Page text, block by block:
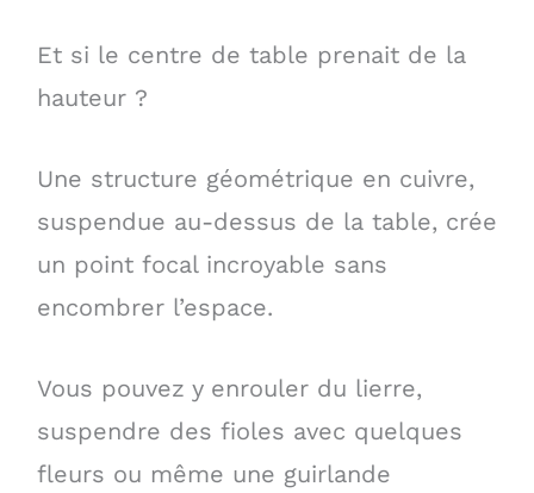
Et si le centre de table prenait de la
hauteur ?
Une structure géométrique en cuivre,
suspendue au-dessus de la table, crée
un point focal incroyable sans
encombrer l’espace.
Vous pouvez y enrouler du lierre,
suspendre des fioles avec quelques
fleurs ou même une guirlande